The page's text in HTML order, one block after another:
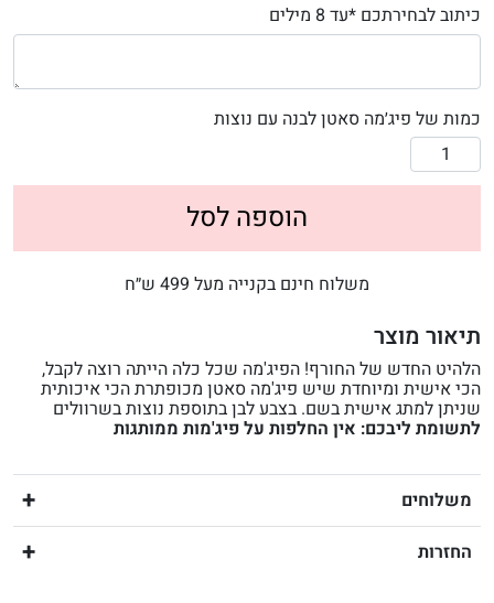
כיתוב לבחירתכם *עד 8 מילים
כמות של פיג׳מה סאטן לבנה עם נוצות
הוספה לסל
משלוח חינם בקנייה מעל 499 ש״ח
תיאור מוצר
הלהיט החדש של החורף! הפיג'מה שכל כלה הייתה רוצה לקבל,
הכי אישית ומיוחדת שיש פיג'מה סאטן מכופתרת הכי איכותית
שניתן למתג אישית בשם. בצבע לבן בתוספת נוצות בשרוולים
לתשומת ליבכם: אין החלפות על פיג'מות ממותגות
משלוחים
החזרות